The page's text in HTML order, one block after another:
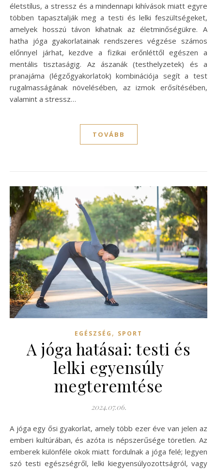
életstílus, a stressz és a mindennapi kihívások miatt egyre
többen tapasztalják meg a testi és lelki feszültségeket,
amelyek hosszú távon kihatnak az életminőségükre. A
hatha jóga gyakorlatainak rendszeres végzése számos
előnnyel járhat, kezdve a fizikai erőnléttől egészen a
mentális tisztaságig. Az ászanák (testhelyzetek) és a
pranajáma (légzőgyakorlatok) kombinációja segít a test
rugalmasságának növelésében, az izmok erősítésében,
valamint a stressz…
TOVÁBB
EGÉSZSÉG , SPORT
A jóga hatásai: testi és
lelki egyensúly
megteremtése
2024.07.06.
A jóga egy ősi gyakorlat, amely több ezer éve van jelen az
emberi kultúrában, és azóta is népszerűsége töretlen. Az
emberek különféle okok miatt fordulnak a jóga felé; legyen
szó testi egészségről, lelki kiegyensúlyozottságról, vagy